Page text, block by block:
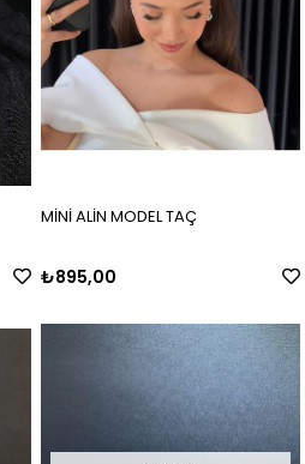
MİNİ ALİN MODEL TAÇ
₺895,00